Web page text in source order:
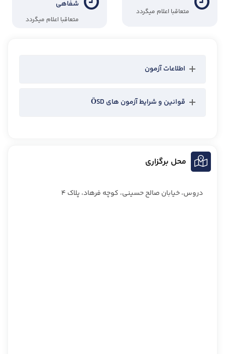
متعاقبا اعلام میگردد
شفاهی
متعاقبا اعلام میگردد
اطلاعات آزمون
قوانین و شرایط آزمون های ÖSD
محل برگزاری
دروس، خیابان صالح حسینی، کوچه فرهاد، پلاک ۴